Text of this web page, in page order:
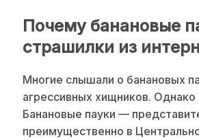
Почему банановые
страшилки из
Многие слышали о банановых
агрессивных хищников.
Банановые пауки —
преимущественно в